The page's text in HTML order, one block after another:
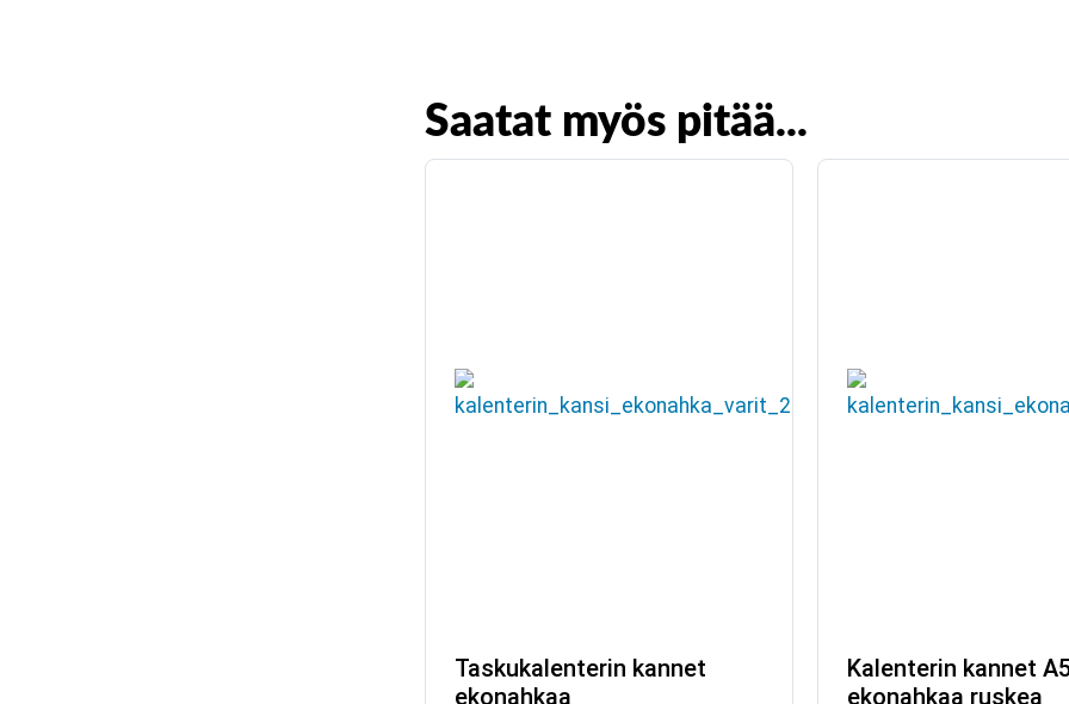
Saatat myös pitää...
Taskukalenterin kannet
ekonahkaa
Kalenterin kannet
ekonahkaa ruskea